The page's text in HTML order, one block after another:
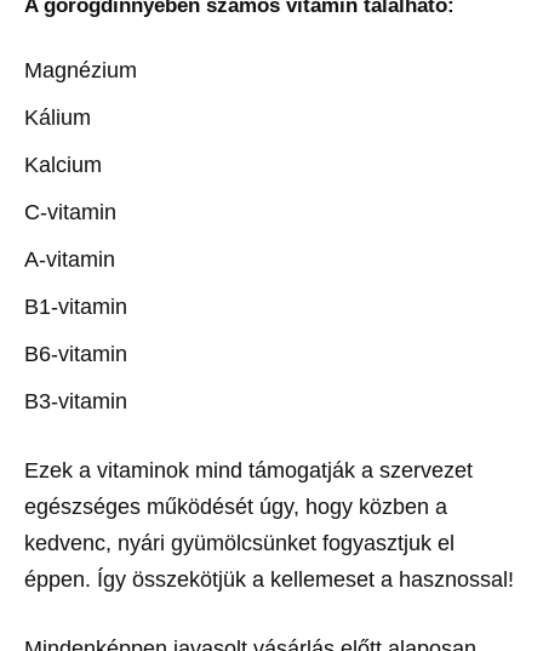
A görögdinnyében számos vitamin található:
Magnézium
Kálium
Kalcium
C-vitamin
A-vitamin
B1-vitamin
B6-vitamin
B3-vitamin
Ezek a vitaminok mind támogatják a szervezet
egészséges működését úgy, hogy közben a
kedvenc, nyári gyümölcsünket fogyasztjuk el
éppen. Így összekötjük a kellemeset a hasznossal!